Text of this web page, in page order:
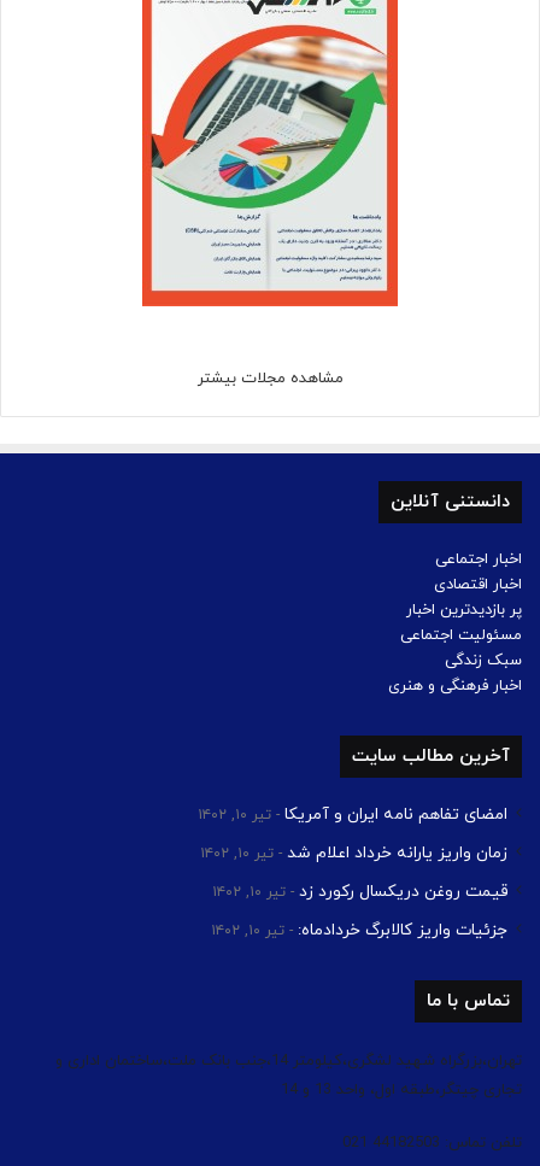
مشاهده مجلات بیشتر
دانستنی آنلاین
اخبار اجتماعی
اخبار اقتصادی
پر بازدیدترین اخبار
مسئولیت اجتماعی
سبک زندگی
اخبار فرهنگی و هنری
آخرین مطالب سایت
امضای تفاهم نامه ایران و آمریکا تیر ۱۰, ۱۴۰۲
زمان واریز یارانه خرداد اعلام شد تیر ۱۰, ۱۴۰۲
قیمت روغن دریکسال رکورد زد تیر ۱۰, ۱۴۰۲
جزئیات واریز کالابرگ خردادماه: تیر ۱۰, ۱۴۰۲
تماس با ما
تهران،بزرگراه شهید لشگری،کیلومتر 14،جنب بانک ملت،ساختمان اداری و
تجاری چیتگر،طبقه اول، واحد 13 و 14
تلفن تماس: 44182503 021